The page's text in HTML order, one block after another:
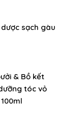
sạch gàu
& Bồ kết
tóc vỏ